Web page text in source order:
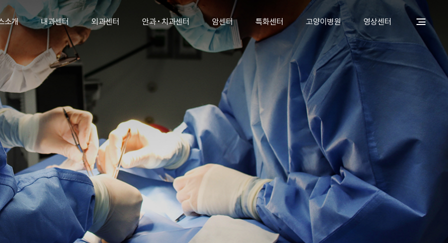
소개 내과센터 외과센터 안과 • 치과센터 암센터 특화센터 고양이병원 영상센터